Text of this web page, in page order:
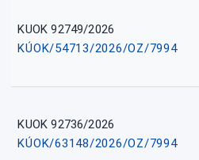
KUOK 92749/2026
KÚOK/54713/2026/OZ/7994
KUOK 92736/2026
KÚOK/63148/2026/OZ/7994